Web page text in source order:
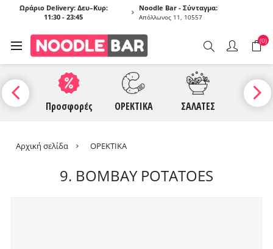
Ωράριο Delivery: Δευ–Κυρ:
11:30 - 23:45
Noodle Bar - Σύνταγμα:
Απόλλωνος 11, 10557
(0)
Προσφορές ΟΡΕΚΤΙΚΑ ΣΑΛΑΤΕΣ
Αρχική σελίδα ΟΡΕΚΤΙΚΑ
9. BOMBAY POTATOES